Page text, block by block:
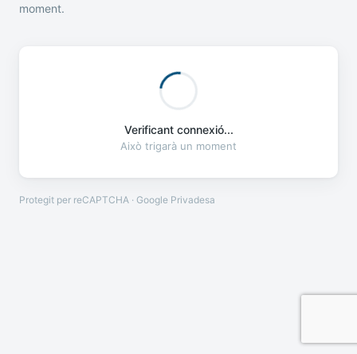
moment.
Verificant connexió...
Això trigarà un moment
Protegit per reCAPTCHA · Google Privadesa